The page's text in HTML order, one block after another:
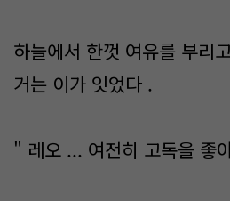
하늘에서 한껏 여유를 부리
거는 이가 잇었다 .
" 레오 ... 여전히 고독을 좋